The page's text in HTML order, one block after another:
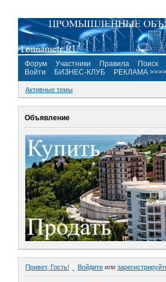
Форум Участники Правила Поиск
Войти
БИЗНЕС-КЛУБ РЕКЛАМА >>>>
Активные темы
Объявление
Привет, Гость! Войдите или